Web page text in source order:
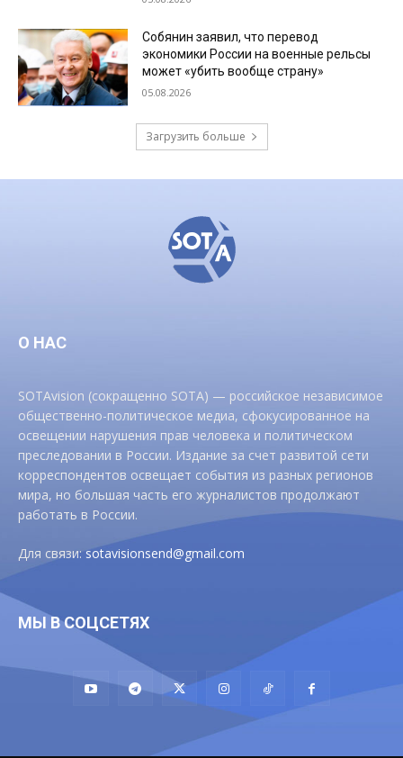
Собянин заявил, что перевод
экономики России на военные рельсы
может «убить вообще страну»
05.08.2026
Загрузить больше
О НАС
SOTAvision (сокращенно SOTA) — российское независимое
общественно-политическое медиа, сфокусированное на
освещении нарушения прав человека и политическом
преследовании в России. Издание за счет развитой сети
корреспондентов освещает события из разных регионов
мира, но большая часть его журналистов продолжают
работать в России.
Для связи:sotavisionsend@gmail.com
МЫ В СОЦСЕТЯХ